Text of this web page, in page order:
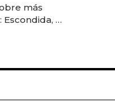
más
el